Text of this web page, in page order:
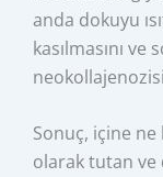
anda dokuyu
kasılmasını
Sonuç, içine
olarak tutan ve